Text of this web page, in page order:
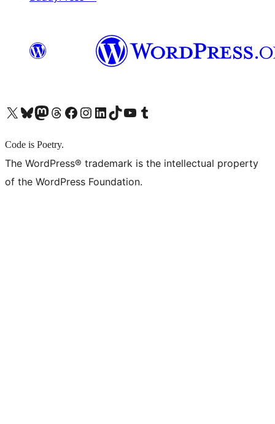
X (旧 Twitter) アカウントへBluesky アカウントへMastodon アカウントへThreads アカウントへ Facebook ページへInstagram アカウントへ LinkedIn アカウントへTikTok アカウントへYouTube チャンネルへ Tumblr アカウントへ
Code is Poetry.
The WordPress® trademark is the intellectual property
of the WordPress Foundation.